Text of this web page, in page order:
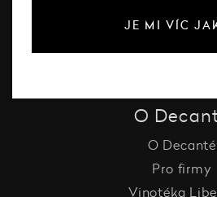
Katalog
O
O Decanté
Pro firmy
Vinotéka
JE MI VÍC